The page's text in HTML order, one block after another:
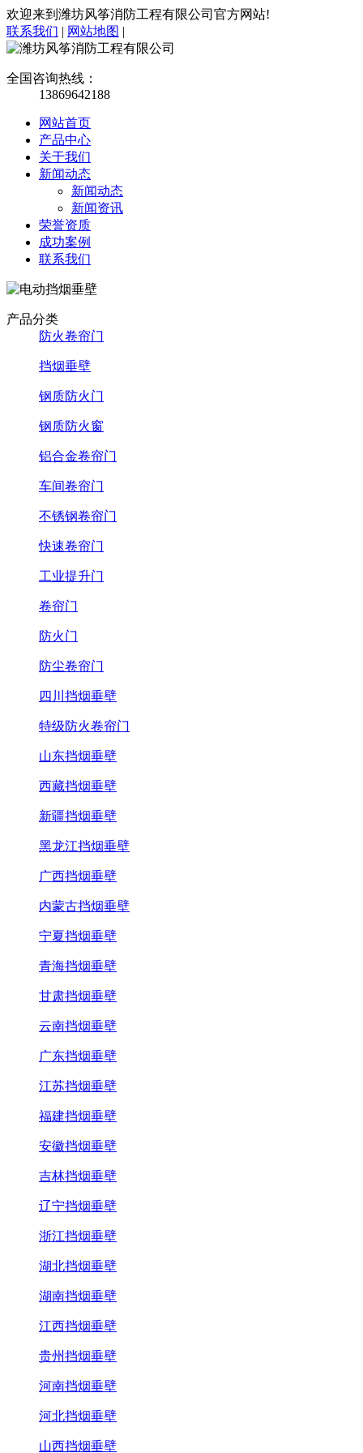
欢迎来到潍坊风筝消防工程有限公司官方网站!
联系我们 | 网站地图 |
全国咨询热线：
13869642188
网站首页
产品中心
关于我们
新闻动态
新闻动态
新闻资讯
荣誉资质
成功案例
联系我们
产品分类
防火卷帘门
挡烟垂壁
钢质防火门
钢质防火窗
铝合金卷帘门
车间卷帘门
不锈钢卷帘门
快速卷帘门
工业提升门
卷帘门
防火门
防尘卷帘门
四川挡烟垂壁
特级防火卷帘门
山东挡烟垂壁
西藏挡烟垂壁
新疆挡烟垂壁
黑龙江挡烟垂壁
广西挡烟垂壁
内蒙古挡烟垂壁
宁夏挡烟垂壁
青海挡烟垂壁
甘肃挡烟垂壁
云南挡烟垂壁
广东挡烟垂壁
江苏挡烟垂壁
福建挡烟垂壁
安徽挡烟垂壁
吉林挡烟垂壁
辽宁挡烟垂壁
浙江挡烟垂壁
湖北挡烟垂壁
湖南挡烟垂壁
江西挡烟垂壁
贵州挡烟垂壁
河南挡烟垂壁
河北挡烟垂壁
山西挡烟垂壁